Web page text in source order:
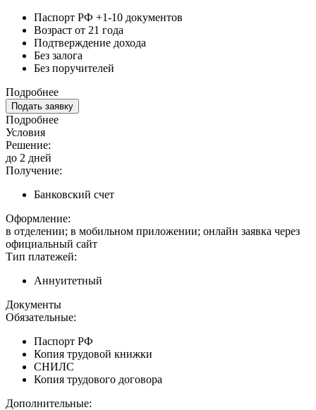
Паспорт РФ +1-10 документов
Возраст от 21 года
Подтверждение дохода
Без залога
Без поручителей
Подробнее
Подать заявку
Подробнее
Условия
Решение:
до 2 дней
Получение:
Банковский счет
Оформление:
в отделении; в мобильном приложении; онлайн заявка через
официальный сайт
Тип платежей:
Аннуитетный
Документы
Обязательные:
Паспорт РФ
Копия трудовой книжки
СНИЛС
Копия трудового договора
Дополнительные: